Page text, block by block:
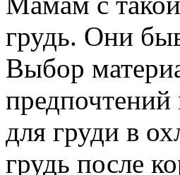
грудь. Они
Выбор
для груди в
грудь после